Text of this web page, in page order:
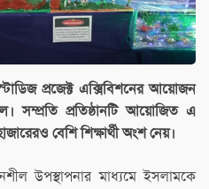
প্রজেক্ট এক্সিবিশনের আয়োজন
সম্প্রতি প্রতিষ্ঠানটি আয়োজিত এ
বেশি শিক্ষার্থী অংশ নেয়।
উপস্থাপনার মাধ্যমে ইসলামকে